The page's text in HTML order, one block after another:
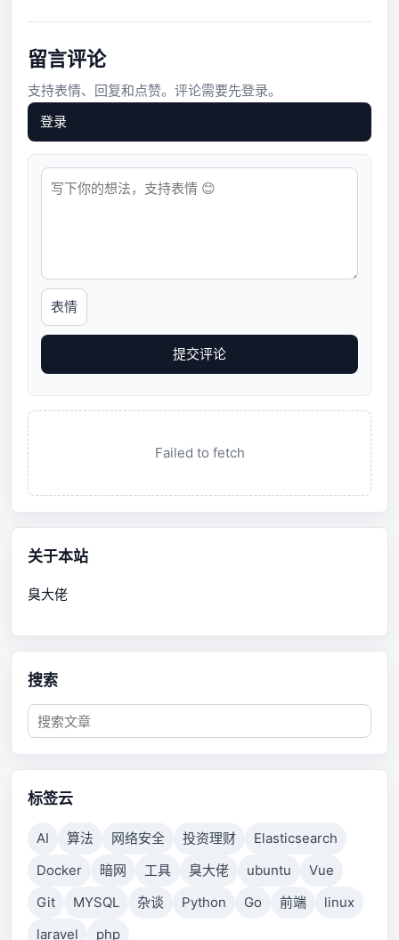
留言评论
支持表情、回复和点赞。评论需要先登录。
登录
表情
提交评论
Failed to fetch
关于本站
臭大佬
搜索
标签云
AI 算法 网络安全 投资理财
Elasticsearch
Docker
暗网 工具 臭大佬 ubuntu
Vue
Git
MYSQL 杂谈 Python Go 前端
linux
laravel
php